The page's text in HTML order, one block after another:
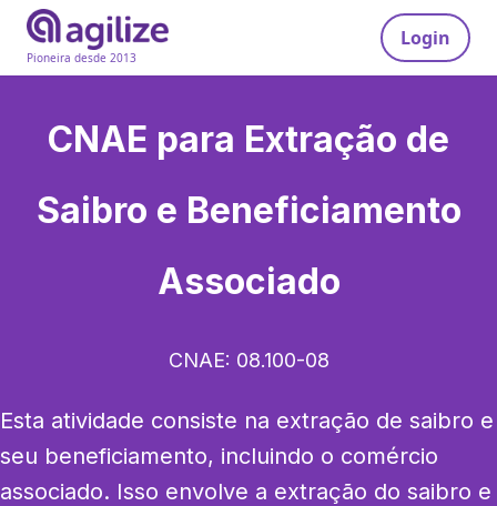
Pioneira desde 2013
Login
CNAE para Extração de
Saibro e Beneficiamento
Associado
CNAE: 08.100-08
Esta atividade consiste na extração de saibro e
seu beneficiamento, incluindo o comércio
associado. Isso envolve a extração do saibro e